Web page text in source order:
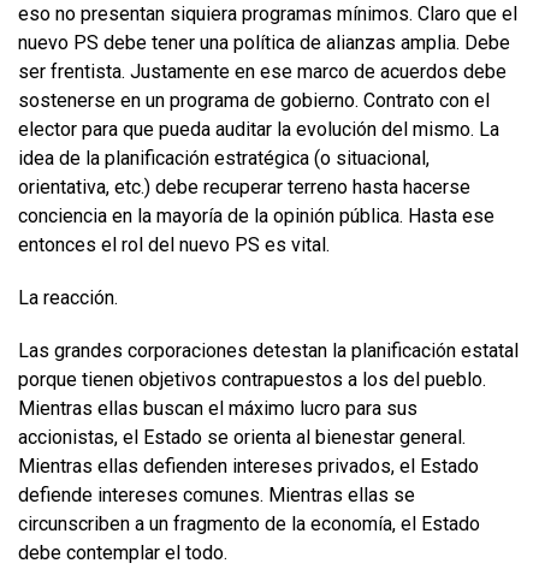
eso no presentan siquiera programas mínimos. Claro que el
nuevo PS debe tener una política de alianzas amplia. Debe
ser frentista. Justamente en ese marco de acuerdos debe
sostenerse en un programa de gobierno. Contrato con el
elector para que pueda auditar la evolución del mismo. La
idea de la planificación estratégica (o situacional,
orientativa, etc.) debe recuperar terreno hasta hacerse
conciencia en la mayoría de la opinión pública. Hasta ese
entonces el rol del nuevo PS es vital.
La reacción.
Las grandes corporaciones detestan la planificación estatal
porque tienen objetivos contrapuestos a los del pueblo.
Mientras ellas buscan el máximo lucro para sus
accionistas, el Estado se orienta al bienestar general.
Mientras ellas defienden intereses privados, el Estado
defiende intereses comunes. Mientras ellas se
circunscriben a un fragmento de la economía, el Estado
debe contemplar el todo.